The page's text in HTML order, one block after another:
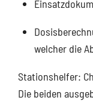
welcher die
Stationshelfer:
Die beiden